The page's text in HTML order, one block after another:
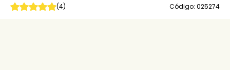
(4) Código: 025274